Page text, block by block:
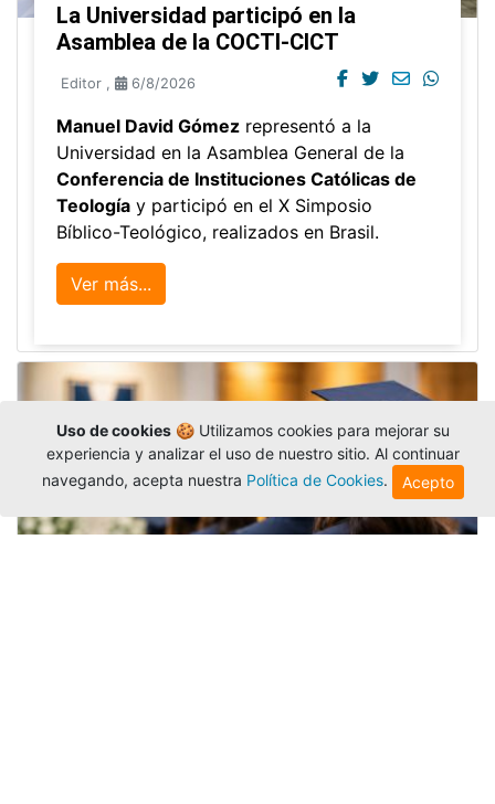
La Universidad participó en la
Asamblea de la COCTI-CICT
Editor , 6/8/2026
Manuel David Gómez representó a la
Universidad en la Asamblea General de la
Conferencia de Instituciones Católicas de
Teología y participó en el X Simposio
Bíblico-Teológico, realizados en Brasil.
Ver más...
Uso de cookies🍪 Utilizamos cookies para mejorar su
experiencia y analizar el uso de nuestro sitio. Al continuar
navegando, acepta nuestra Política de Cookies. Acepto